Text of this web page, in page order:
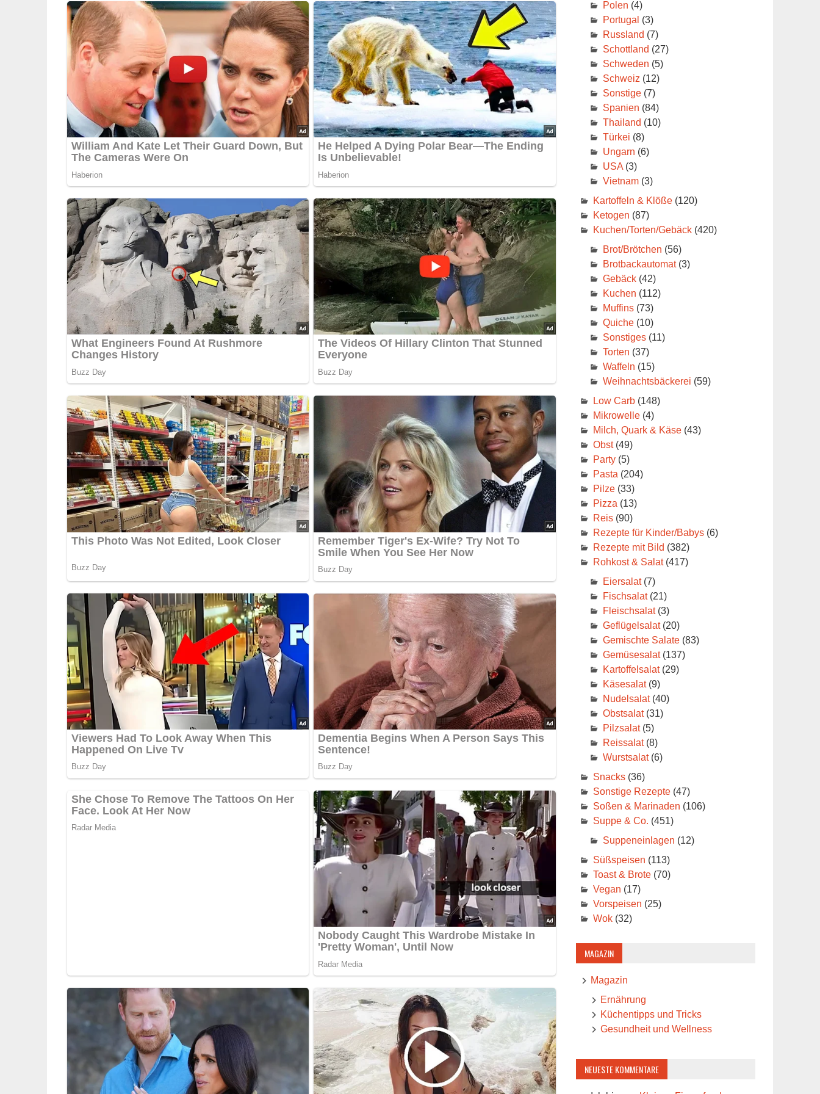
Polen (4)
Portugal (3)
Russland (7)
Schottland (27)
Schweden (5)
Schweiz (12)
Sonstige(7)
Spanien (84)
Thailand (10)
Türkei (8)
Ungarn (6)
USA(3)
Vietnam(3)
Kartoffeln & Klöße(120)
Ketogen (87)
Kuchen/Torten/Gebäck(420)
Brot/Brötchen (56)
Brotbackautomat(3)
Gebäck(42)
Kuchen (112)
Muffins(73)
Quiche(10)
Sonstiges(11)
Torten (37)
Waffeln (15)
Weihnachtsbäckerei (59)
Low Carb(148)
Mikrowelle(4)
Milch, Quark & Käse(43)
Obst(49)
Party(5)
Pasta (204)
Pilze(33)
Pizza (13)
Reis(90)
Rezepte für Kinder/Babys(6)
Rezepte mit Bild (382)
Rohkost & Salat(417)
Eiersalat(7)
Fischsalat(21)
Fleischsalat(3)
Geflügelsalat(20)
Gemischte Salate(83)
Gemüsesalat(137)
Kartoffelsalat(29)
Käsesalat(9)
Nudelsalat(40)
Obstsalat(31)
Pilzsalat(5)
Reissalat(8)
Wurstsalat(6)
Snacks(36)
Sonstige Rezepte(47)
Soßen & Marinaden (106)
Suppe & Co. (451)
Suppeneinlagen (12)
Süßspeisen (113)
Toast & Brote(70)
Vegan (17)
Vorspeisen (25)
Wok(32)
MAGAZIN
Magazin
Ernährung
Küchentipps und Tricks
Gesundheit und Wellness
NEUESTE KOMMENTARE